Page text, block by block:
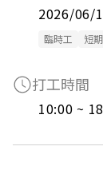
2026/06/
臨時工 短
打工時間
10:00 ~